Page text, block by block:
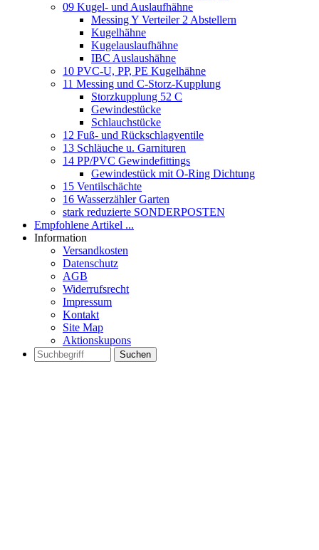
09 Kugel- und Auslaufhähne
Messing Y Verteiler 2 Abstellern
Kugelhähne
Kugelauslaufhähne
IBC Auslaushähne
10 PVC-U, PP, PE Kugelhähne
11 Messing und C-Storz-Kupplung
Storzkupplung 52 C
Gewindestücke
Schlauchstücke
12 Fuß- und Rückschlagventile
13 Schläuche u. Garnituren
14 PP/PVC Gewindefittings
Gewindestück mit O-Ring Dichtung
15 Ventilschächte
16 Wasserzähler Garten
stark reduzierte SONDERPOSTEN
Empfohlene Artikel ...
Information
Versandkosten
Datenschutz
AGB
Widerrufsrecht
Impressum
Kontakt
Site Map
Aktionskupons